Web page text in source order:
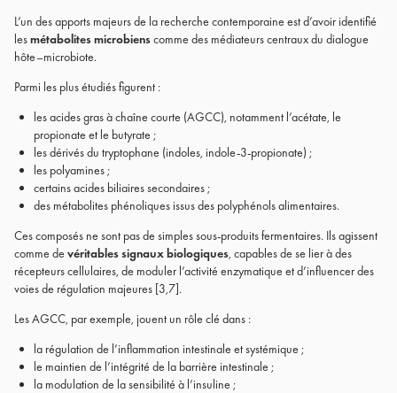
L’un des apports majeurs de la recherche contemporaine est d’avoir identifié
lesmétabolites microbienscomme des médiateurs centraux du dialogue
hôte–microbiote.
Parmi les plus étudiés figurent :
les acides gras à chaîne courte (AGCC), notamment l’acétate, le
propionate et le butyrate ;
les dérivés du tryptophane (indoles, indole-3-propionate) ;
les polyamines ;
certains acides biliaires secondaires ;
des métabolites phénoliques issus des polyphénols alimentaires.
Ces composés ne sont pas de simples sous-produits fermentaires. Ils agissent
comme de véritables signaux biologiques, capables de se lier à des
récepteurs cellulaires, de moduler l’activité enzymatique et d’influencer des
voies de régulation majeures [3,7].
Les AGCC, par exemple, jouent un rôle clé dans :
la régulation de l’inflammation intestinale et systémique ;
le maintien de l’intégrité de la barrière intestinale ;
la modulation de la sensibilité à l’insuline ;